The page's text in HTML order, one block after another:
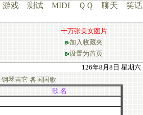
游戏 测试 MIDI ＱＱ 聊天
笑话
十万张美女图片
加入收藏夹
设置为首页
126年8月8日 星期六
钢琴吉它 各国国歌
歌 名